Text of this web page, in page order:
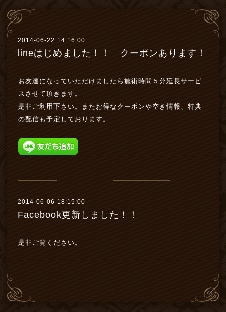
2014-06-22 14:16:00
lineはじめました！！ クーポンあります！
お友達になっていただけましたら施術時間５分延長サービ
スさせて頂きます。
是非ご利用下さい。またお得なクーポンや空き情報、特典
の配信も予定しております。
2014-06-06 18:15:00
Facebook更新しました！！
是非ご覧ください。